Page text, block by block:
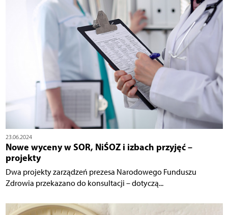
23.06.2024
Nowe wyceny w SOR, NiŚOZ i izbach przyjęć –
projekty
Dwa projekty zarządzeń prezesa Narodowego Funduszu
Zdrowia przekazano do konsultacji – dotyczą...